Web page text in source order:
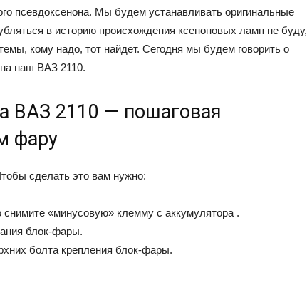
псевдоксенона. Мы будем устанавливать оригинальные
в историю происхождения ксеноновых ламп не буду,
кому надо, тот найдет. Сегодня мы будем говорить о
на наш ВАЗ 2110.
ВАЗ 2110 — пошаговая
фару
сделать это вам нужно:
«минусовую» клемму с аккумулятора .
блок-фары.
болта крепления блок-фары.